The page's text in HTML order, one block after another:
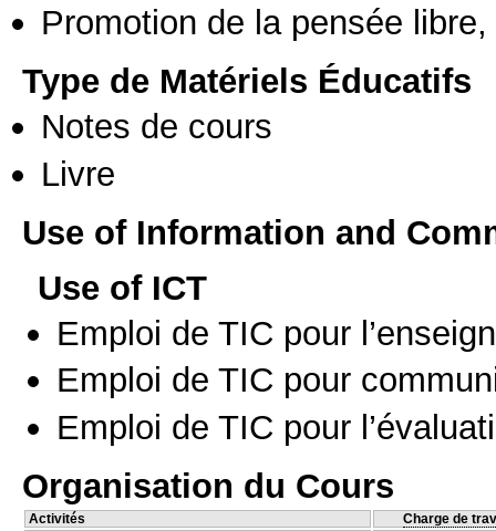
Promotion de la pensée
Type de Matériels Éducatifs
Notes de cours
Livre
Use of Information and
Use of ICT
Emploi de TIC pour
Emploi de TIC pour
Emploi de TIC pour
Organisation du Cours
Activités
Charge de